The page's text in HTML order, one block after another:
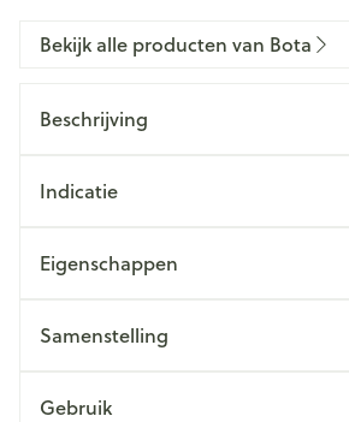
Bekijk alle producten van Bota
Beschrijving
Indicatie
Eigenschappen
Samenstelling
Gebruik